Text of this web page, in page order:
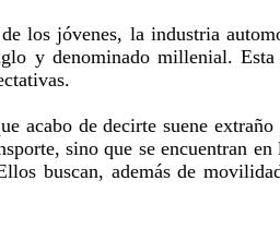
los jóvenes, la industria
y denominado millenial.
acabo de decirte suene
sino que se encuentran
buscan, además de